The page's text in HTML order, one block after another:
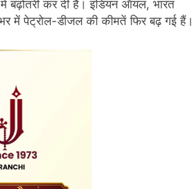
बढ़ोतरी कर दी है। इंडियन ऑयल, भारत
में पेट्रोल-डीजल की कीमतें फिर बढ़ गई हैं।